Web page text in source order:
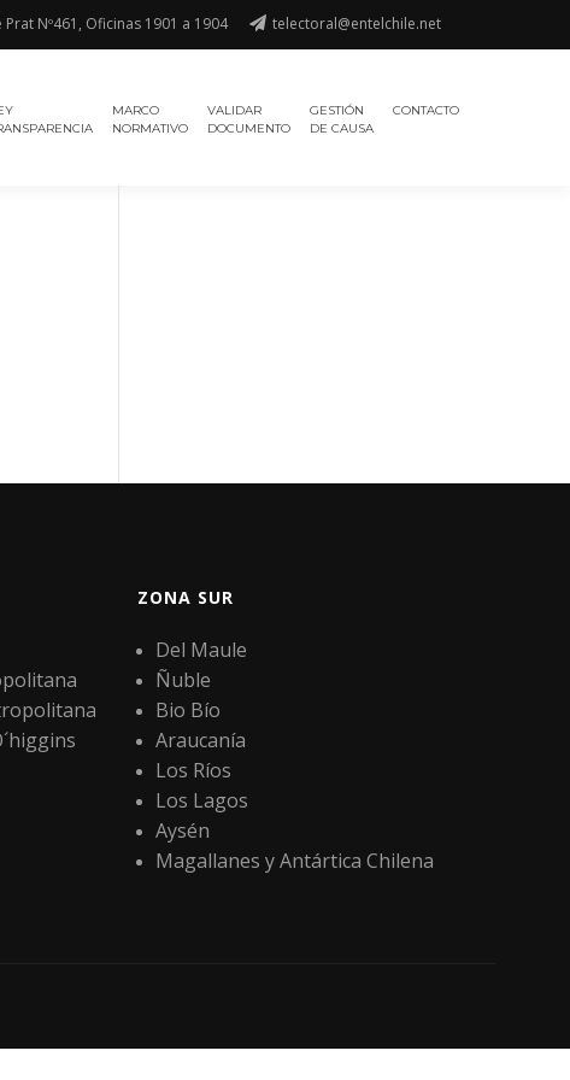
Prat Nº461, Oficinas 1901 a 1904 telectoral@entelchile.net
MARCO
NORMATIVO
VALIDAR
DOCUMENTO
GESTIÓN
DE CAUSA
CONTACTO
ZONA SUR
Del Maule
Ñuble
Bio Bío
Araucanía
Los Ríos
Los Lagos
Aysén
Magallanes y Antártica Chilena